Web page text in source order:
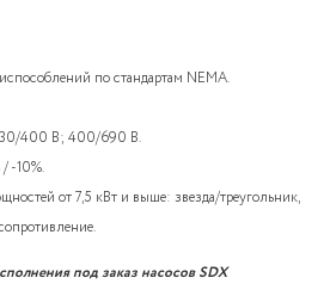
по стандартам NEMA.
400 В; 400/690 В.
-10%.
от 7,5 кВт и выше: звезда/треугольник,
под заказ насосов SDX